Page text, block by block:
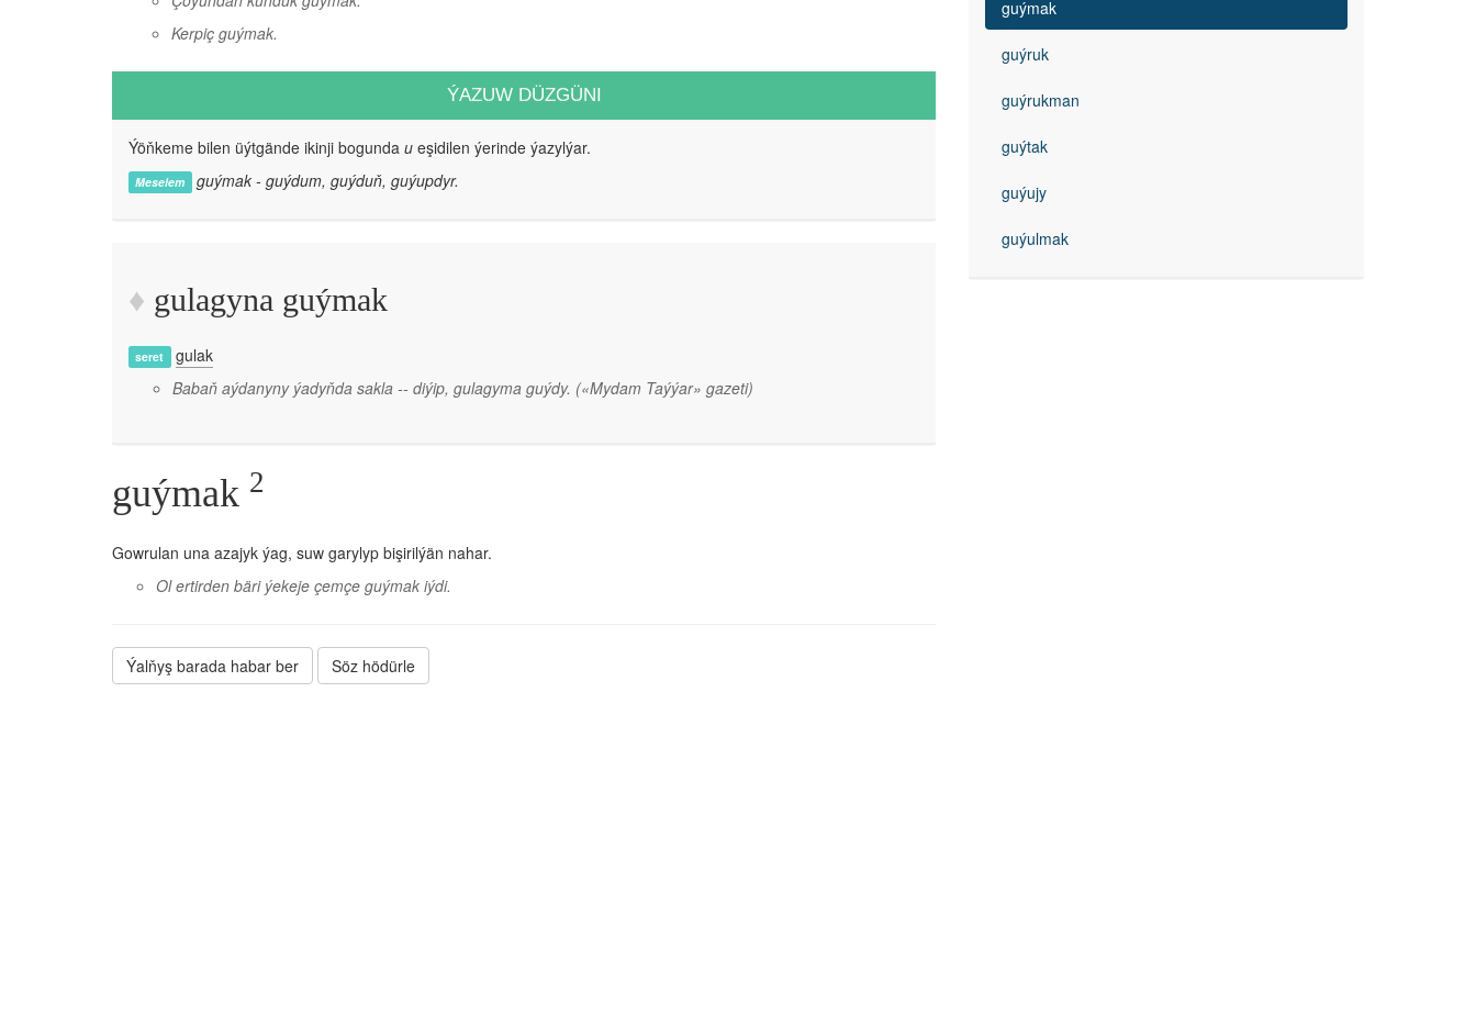
Kerpiç guýmak.
ÝAZUW DÜZGÜNI
Ýöňkeme bilen üýtgände ikinji bogunda u eşidilen ýerinde ýazylýar.
Meselem guýmak - guýdum, guýduň, guýupdyr.
gulagyna guýmak
seret
gulak
Babaň aýdanyny ýadyňda sakla -- diýip, gulagyma guýdy. («Mydam Taýýar» gazeti)
guýmak 2
Gowrulan una azajyk ýag, suw garylyp bişirilýän nahar.
Ol ertirden bäri ýekeje çemçe guýmak iýdi.
Ýalňyş barada habar ber Söz hödürle
guýmak
guýruk
guýrukman
guýtak
guýujy
guýulmak